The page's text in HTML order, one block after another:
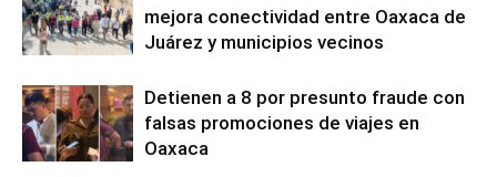
mejora conectividad entre Oaxaca de
Juárez y municipios vecinos
Detienen a 8 por presunto fraude con
falsas promociones de viajes en
Oaxaca